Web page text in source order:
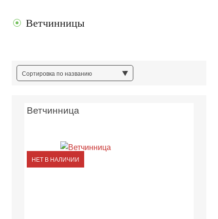
Ветчинницы
Сортировка по названию
Ветчинница
НЕТ В НАЛИЧИИ